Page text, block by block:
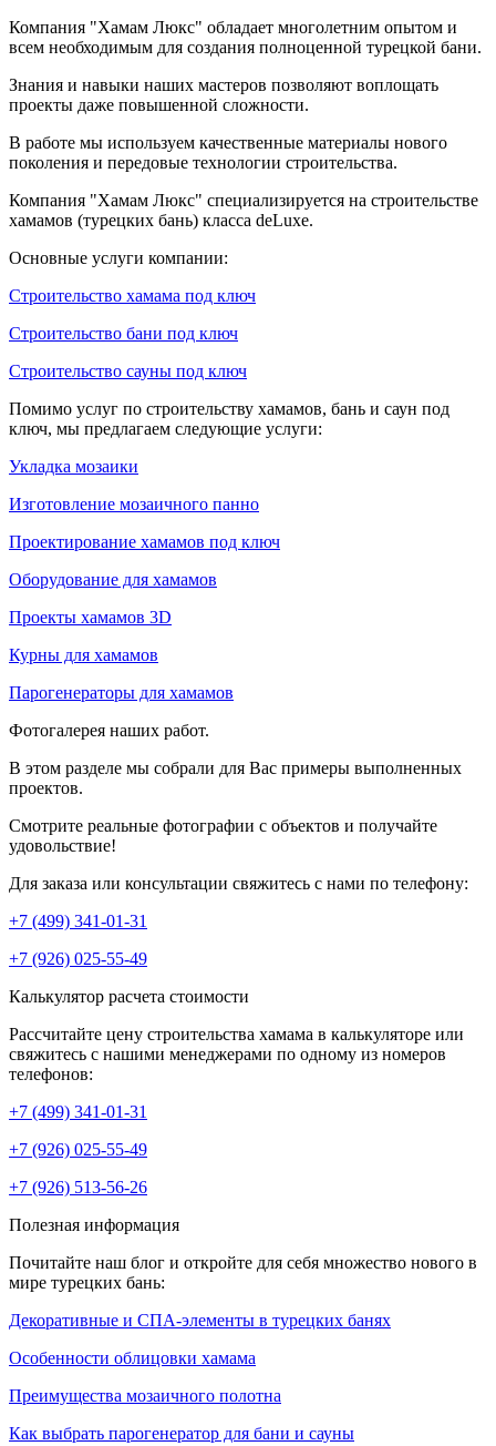
Компания "Хамам Люкс" обладает многолетним опытом и
всем необходимым для создания полноценной турецкой бани.
Знания и навыки наших мастеров позволяют воплощать
проекты даже повышенной сложности.
В работе мы используем качественные материалы нового
поколения и передовые технологии строительства.
Компания "Хамам Люкс" специализируется на строительстве
хамамов (турецких бань) класса deLuxe.
Основные услуги компании:
Строительство хамама под ключ
Строительство бани под ключ
Строительство сауны под ключ
Помимо услуг по строительству хамамов, бань и саун под
ключ, мы предлагаем следующие услуги:
Укладка мозаики
Изготовление мозаичного панно
Проектирование хамамов под ключ
Оборудование для хамамов
Проекты хамамов 3D
Курны для хамамов
Парогенераторы для хамамов
Фотогалерея наших работ.
В этом разделе мы собрали для Вас примеры выполненных
проектов.
Смотрите реальные фотографии с объектов и получайте
удовольствие!
Для заказа или консультации свяжитесь с нами по телефону:
+7 (499) 341-01-31
+7 (926) 025-55-49
Калькулятор расчета стоимости
Рассчитайте цену строительства хамама в калькуляторе или
свяжитесь с нашими менеджерами по одному из номеров
телефонов:
+7 (499) 341-01-31
+7 (926) 025-55-49
+7 (926) 513-56-26
Полезная информация
Почитайте наш блог и откройте для себя множество нового в
мире турецких бань:
Декоративные и СПА-элементы в турецких банях
Особенности облицовки хамама
Преимущества мозаичного полотна
Как выбрать парогенератор для бани и сауны